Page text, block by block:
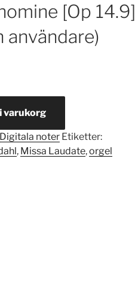
[Op 14.9]
användare)
varukorg
Digitala noter Etiketter:
, Missa Laudate,orgel